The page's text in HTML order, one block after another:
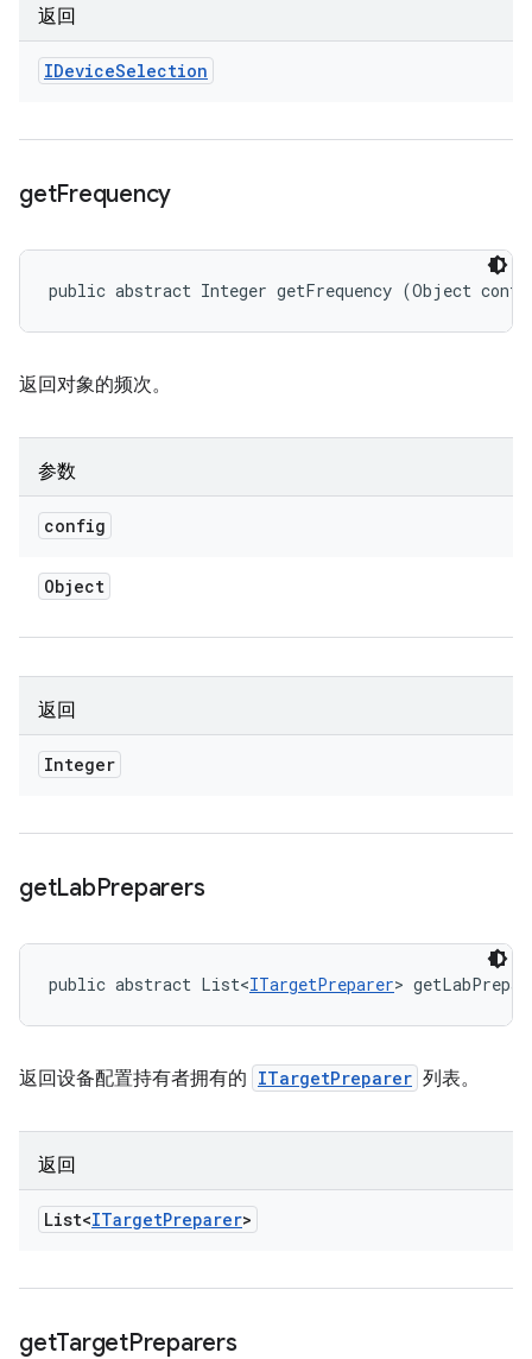
返回
IDeviceSelection
getFrequency
public abstract Integer getFrequency (Object
返回对象的频次。
参数
config
Object
返回
Integer
getLabPreparers
public abstract List<ITargetPreparer>
返回设备配置持有者拥有的 ITargetPreparer 列表。
返回
List<ITargetPreparer>
getTargetPreparers